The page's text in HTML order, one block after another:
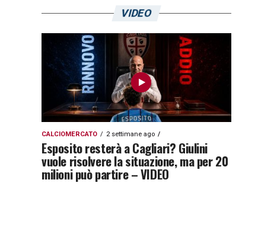
VIDEO
CALCIOMERCATO 2 settimane ago
Esposito resterà a Cagliari? Giulini
vuole risolvere la situazione, ma per 20
milioni può partire – VIDEO